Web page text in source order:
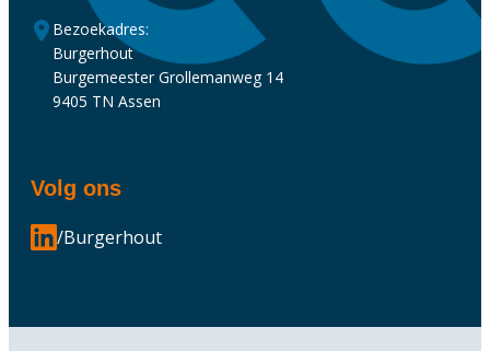
Bezoekadres:
Burgerhout
Burgemeester Grollemanweg 14
9405 TN Assen
Volg ons
/Burgerhout